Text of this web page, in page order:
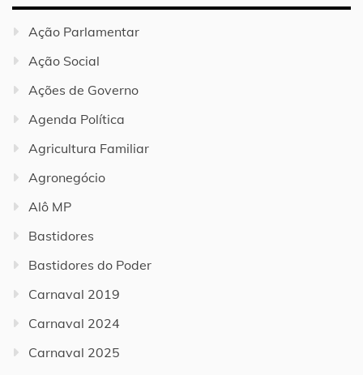
Ação Parlamentar
Ação Social
Ações de Governo
Agenda Política
Agricultura Familiar
Agronegócio
Alô MP
Bastidores
Bastidores do Poder
Carnaval 2019
Carnaval 2024
Carnaval 2025